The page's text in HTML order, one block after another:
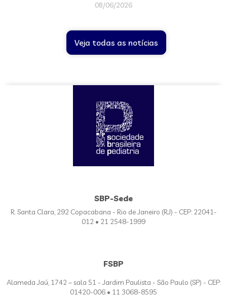
08/06/2026
Veja todas as notícias
SBP-Sede
R. Santa Clara, 292 Copacabana - Rio de Janeiro (RJ) - CEP: 22041-
012 • 21 2548-1999
FSBP
Alameda Jaú, 1742 – sala 51 - Jardim Paulista - São Paulo (SP) - CEP:
01420-006 • 11 3068-8595